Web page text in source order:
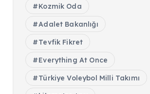
Kozmik Oda
Adalet Bakanlığı
Tevfik Fikret
Everything At Once
Türkiye Voleybol Milli Takımı